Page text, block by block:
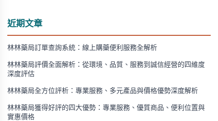
近期文章
林林藥局訂單查詢系統：線上購藥便利服務全解析
林林藥局評價全面解析：從環境、品質、服務到誠信經營的四維度
深度評估
林林藥局全方位評析：專業服務、多元產品與價格優勢深度解析
林林藥局獲得好評的四大優勢：專業服務、優質商品、便利位置與
實惠價格